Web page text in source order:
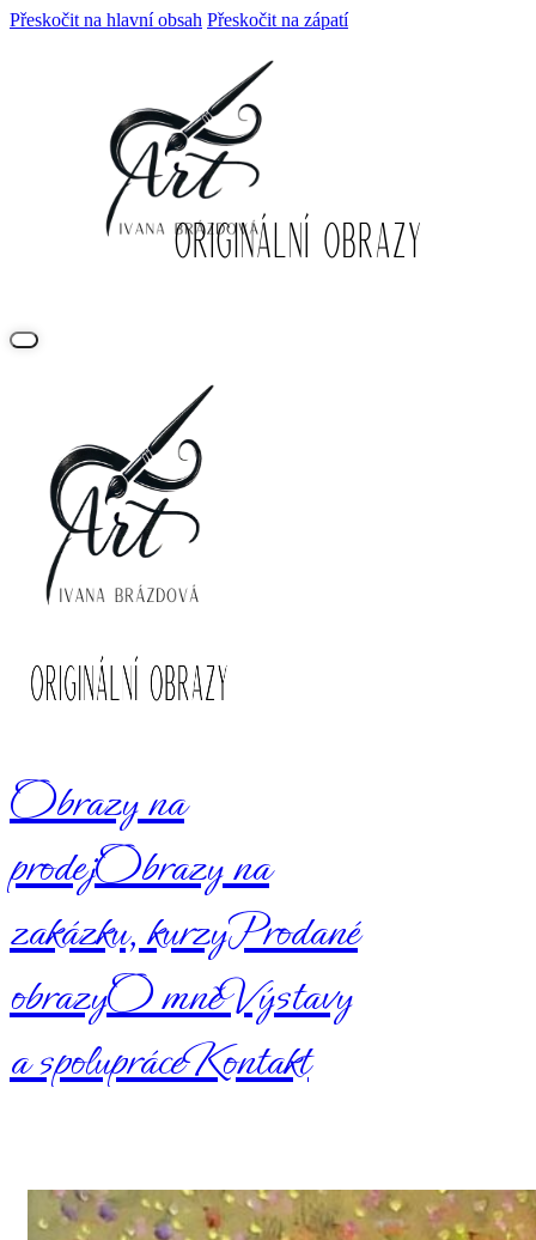
Přeskočit na hlavní obsah Přeskočit na zápatí
Obrazy na
prodejObrazy na
zakázku, kurzyProdané
obrazyO mněVýstavy
a spolupráceKontakt